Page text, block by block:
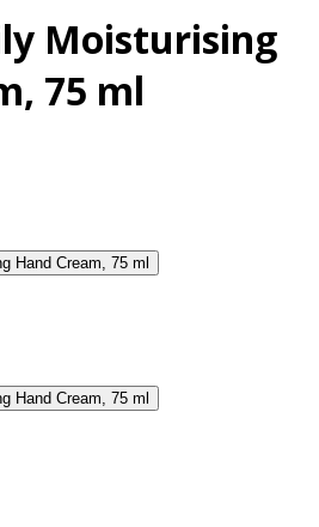
Moisturising
75 ml
Hand Cream, 75 ml
Hand Cream, 75 ml